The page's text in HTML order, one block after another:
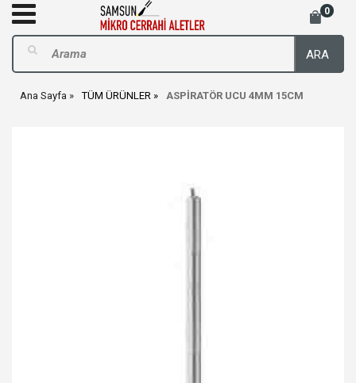
0
ARA
Ana Sayfa TÜM ÜRÜNLER ASPİRATÖR UCU 4MM 15CM